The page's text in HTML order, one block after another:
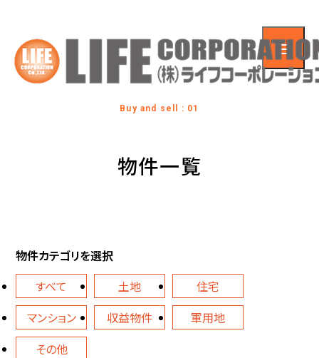
Buy and sell : 01
物件一覧
物件カテゴリを選択
すべて
土地
住宅
マンション
収益物件
軍用地
その他